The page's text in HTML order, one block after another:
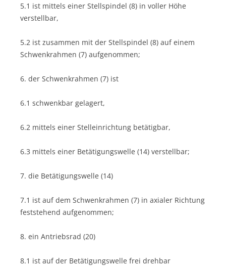
5.1 ist mittels einer Stellspindel (8) in voller Höhe
verstellbar,
5.2 ist zusammen mit der Stellspindel (8) auf einem
Schwenkrahmen (7) aufgenommen;
6. der Schwenkrahmen (7) ist
6.1 schwenkbar gelagert,
6.2 mittels einer Stelleinrichtung betätigbar,
6.3 mittels einer Betätigungswelle (14) verstellbar;
7. die Betätigungswelle (14)
7.1 ist auf dem Schwenkrahmen (7) in axialer Richtung
feststehend aufgenommen;
8. ein Antriebsrad (20)
8.1 ist auf der Betätigungswelle frei drehbar